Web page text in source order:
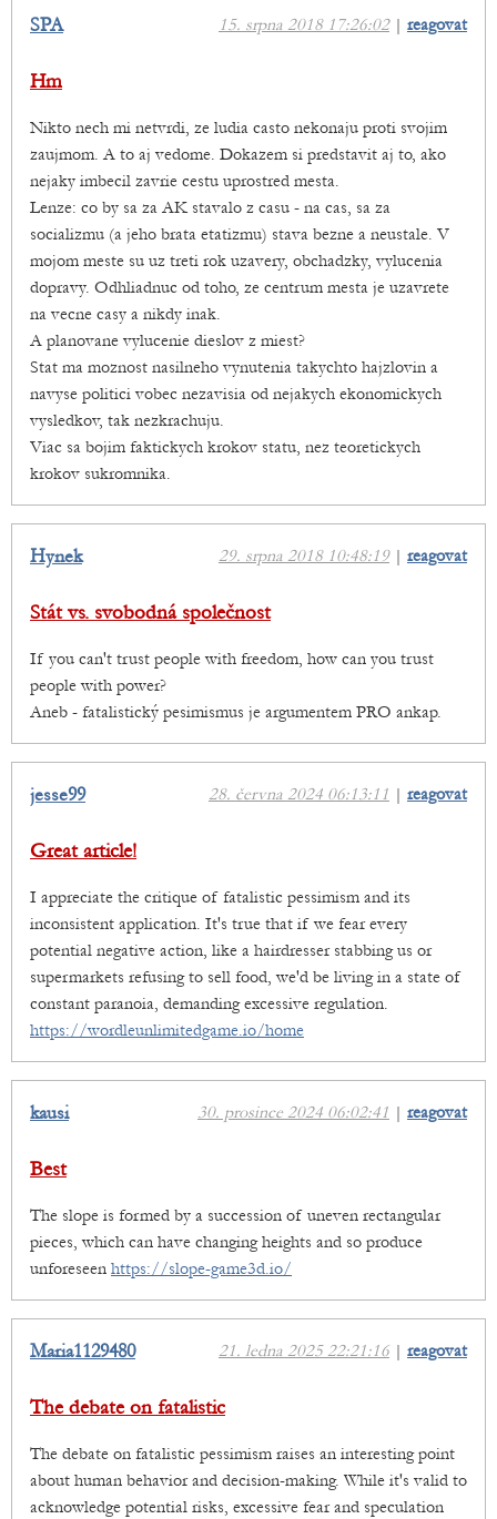
15. srpna 2018 17:26:02| reagovat
SPA
Hm
Nikto nech mi netvrdi, ze ludia casto nekonaju proti svojim
zaujmom. A to aj vedome. Dokazem si predstavit aj to, ako
nejaky imbecil zavrie cestu uprostred mesta.
Lenze: co by sa za AK stavalo z casu - na cas, sa za
socializmu (a jeho brata etatizmu) stava bezne a neustale. V
mojom meste su uz treti rok uzavery, obchadzky, vylucenia
dopravy. Odhliadnuc od toho, ze centrum mesta je uzavrete
na vecne casy a nikdy inak.
A planovane vylucenie dieslov z miest?
Stat ma moznost nasilneho vynutenia takychto hajzlovin a
navyse politici vobec nezavisia od nejakych ekonomickych
vysledkov, tak nezkrachuju.
Viac sa bojim faktickych krokov statu, nez teoretickych
krokov sukromnika.
29. srpna 2018 10:48:19| reagovat
Hynek
Stát vs. svobodná společnost
If you can't trust people with freedom, how can you trust
people with power?
Aneb - fatalistický pesimismus je argumentem PRO ankap.
28. června 2024 06:13:11 | reagovat
jesse99
Great article!
I appreciate the critique of fatalistic pessimism and its
inconsistent application. It's true that if we fear every
potential negative action, like a hairdresser stabbing us or
supermarkets refusing to sell food, we'd be living in a state of
constant paranoia, demanding excessive regulation.
https://wordleunlimitedgame.io/home
30. prosince 2024 06:02:41 | reagovat
kausi
Best
The slope is formed by a succession of uneven rectangular
pieces, which can have changing heights and so produce
unforeseen https://slope-game3d.io/
21. ledna 2025 22:21:16 | reagovat
Maria1129480
The debate on fatalistic
The debate on fatalistic pessimism raises an interesting point
about human behavior and decision-making. While it's valid to
acknowledge potential risks, excessive fear and speculation